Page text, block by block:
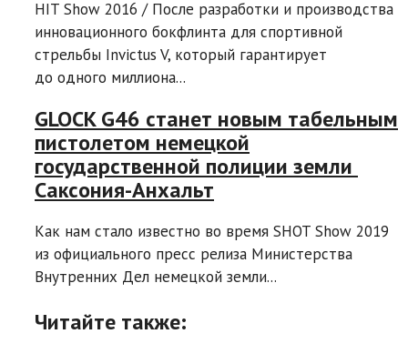
HIT Show 2016 / После разработки и производства
инновационного бокфлинта для спортивной
стрельбы Invictus V, который гарантирует
до одного миллиона...
GLOCK G46 станет новым табельным
пистолетом немецкой
государственной полиции земли
Саксония-Анхальт
Как нам стало известно во время SHOT Show 2019
из официального пресс релиза Министерства
Внутренних Дел немецкой земли...
Читайте также: